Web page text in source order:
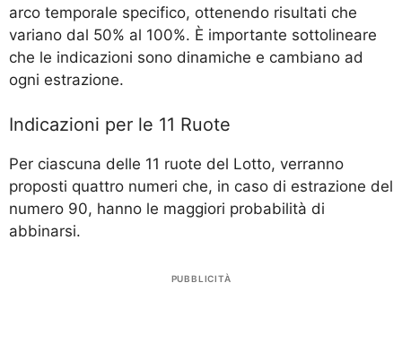
arco temporale specifico, ottenendo risultati che
variano dal 50% al 100%. È importante sottolineare
che le indicazioni sono dinamiche e cambiano ad
ogni estrazione.
Indicazioni per le 11 Ruote
Per ciascuna delle 11 ruote del Lotto, verranno
proposti quattro numeri che, in caso di estrazione del
numero 90, hanno le maggiori probabilità di
abbinarsi.
PUBBLICITÀ